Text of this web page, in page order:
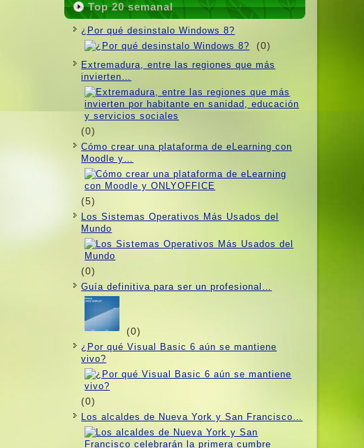
Top 20 semanal
¿Por qué desinstalo Windows 8?
(0)
Extremadura, entre las regiones que más
invierten…
(0)
Cómo crear una plataforma de eLearning con
Moodle y…
(5)
Los Sistemas Operativos Más Usados ​​del
Mundo
(0)
Guí­a definitiva para ser un profesional…
(0)
¿Por qué Visual Basic 6 aún se mantiene
vivo?
(0)
Los alcaldes de Nueva York y San Francisco…